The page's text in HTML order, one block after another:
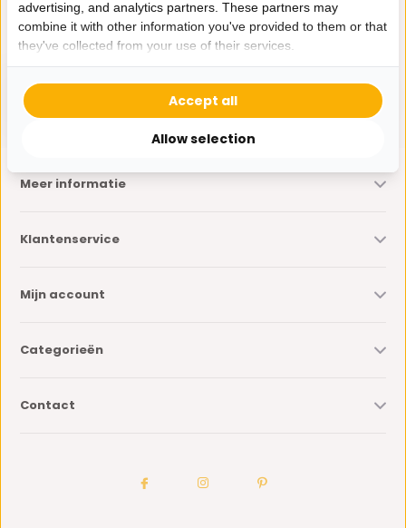
je niet spammen, beloofd.
* Lees hier de wettelijke beperkingen
Meer informatie
Klantenservice
Mijn account
Categorieën
Contact
advertising, and analytics partners. These partners may
combine it with other information you've provided to them or that
they've collected from your use of their services.
Allow selection
Accept all